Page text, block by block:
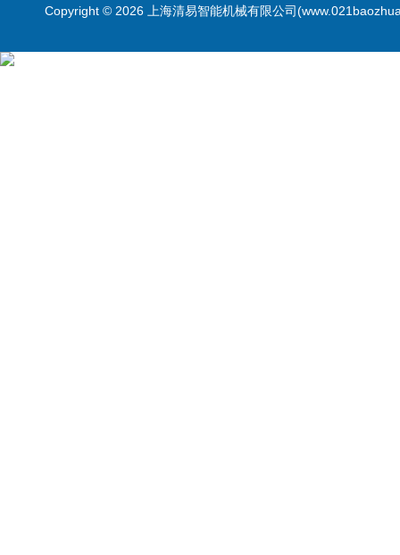
Copyright © 2026 上海清易智能机械有限公司